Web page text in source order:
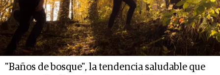
"Baños de bosque", la tendencia saludable que